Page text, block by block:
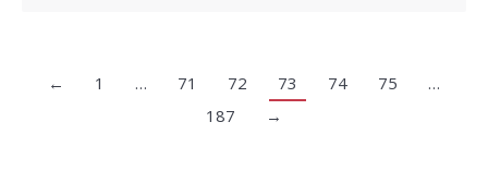
← 1 … 71 72 73 74 75
…
187
→